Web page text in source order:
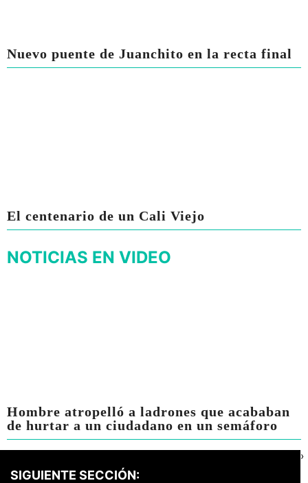
Nuevo puente de Juanchito en la recta final
El centenario de un Cali Viejo
NOTICIAS EN VIDEO
Hombre atropelló a ladrones que acababan
de hurtar a un ciudadano en un semáforo
SIGUIENTE SECCIÓN:
›